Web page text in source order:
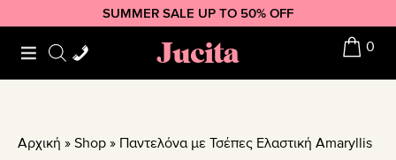
to
primary
to
main
to
footer
SUMMER SALE UP TO 50% OFF
Jucita 0
Αρχική » Shop » Παντελόνα με Τσέπες Ελαστική Amaryllis